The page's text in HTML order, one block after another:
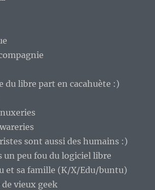
du libre part en cacahuète :)
sont aussi des humains :)
un peu fou du logiciel libre
et sa famille (K/X/Edu/buntu)
vieux geek